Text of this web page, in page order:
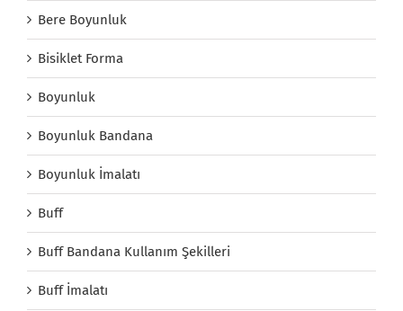
Bere Boyunluk
Bisiklet Forma
Boyunluk
Boyunluk Bandana
Boyunluk İmalatı
Buff
Buff Bandana Kullanım Şekilleri
Buff İmalatı